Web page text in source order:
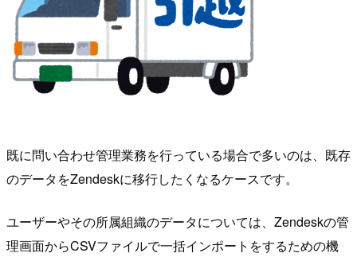
既に問い合わせ管理業務を行っている場合で多いのは、既存
のデータをZendeskに移行したくなるケースです。
ユーザーやその所属組織のデータについては、Zendeskの管
理画面からCSVファイルで一括インポートをするための機